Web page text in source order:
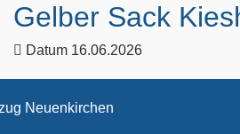
Gelber Sack
Datum 16.06.2026